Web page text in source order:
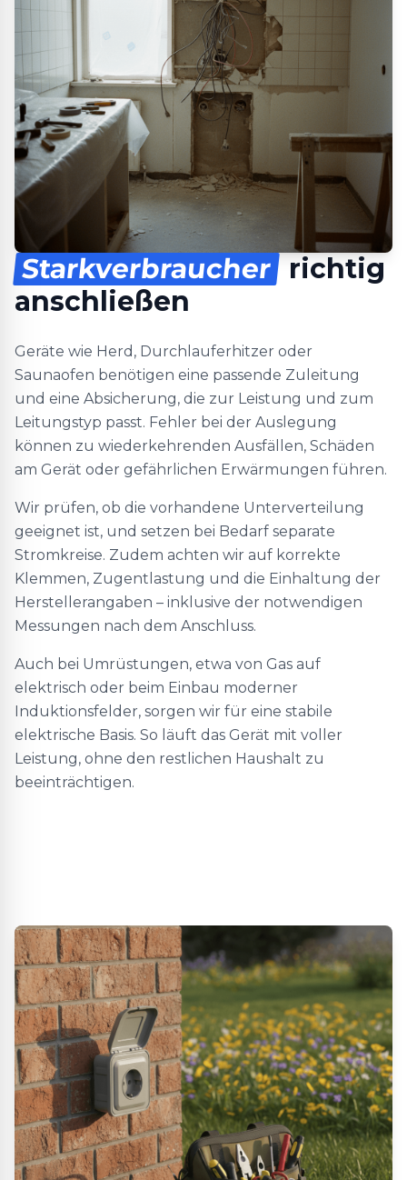
Starkverbraucher richtig
anschließen
Geräte wie Herd, Durchlauferhitzer oder
Saunaofen benötigen eine passende Zuleitung
und eine Absicherung, die zur Leistung und zum
Leitungstyp passt. Fehler bei der Auslegung
können zu wiederkehrenden Ausfällen, Schäden
am Gerät oder gefährlichen Erwärmungen führen.
Wir prüfen, ob die vorhandene Unterverteilung
geeignet ist, und setzen bei Bedarf separate
Stromkreise. Zudem achten wir auf korrekte
Klemmen, Zugentlastung und die Einhaltung der
Herstellerangaben – inklusive der notwendigen
Messungen nach dem Anschluss.
Auch bei Umrüstungen, etwa von Gas auf
elektrisch oder beim Einbau moderner
Induktionsfelder, sorgen wir für eine stabile
elektrische Basis. So läuft das Gerät mit voller
Leistung, ohne den restlichen Haushalt zu
beeinträchtigen.